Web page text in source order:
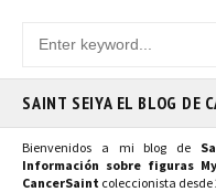
SAINT SEIYA EL BLOG DE
Bienvenidos a mi blog de
Información sobre figuras
CancerSaint coleccionista desde